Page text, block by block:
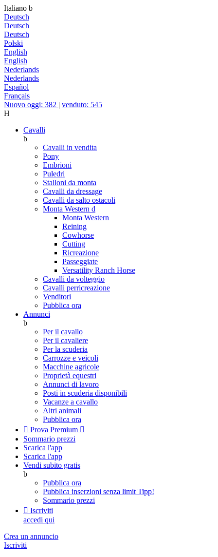
Italiano b
Deutsch
Deutsch
Deutsch
Polski
English
English
Nederlands
Nederlands
Español
Français
Nuovo oggi: 382 | venduto: 545
H
Cavalli
b
Cavalli in vendita
Pony
Embrioni
Puledri
Stalloni da monta
Cavalli da dressage
Cavalli da salto ostacoli
Monta Western d
Monta Western
Reining
Cowhorse
Cutting
Ricreazione
Passeggiate
Versatility Ranch Horse
Cavalli da volteggio
Cavalli perricreazione
Venditori
Pubblica ora
Annunci
b
Per il cavallo
Per il cavaliere
Per la scuderia
Carrozze e veicoli
Macchine agricole
Proprietà equestri
Annunci di lavoro
Posti in scuderia disponibili
Vacanze a cavallo
Altri animali
Pubblica ora
 Prova Premium 
Sommario prezzi
Scarica l'app
Scarica l'app
Vendi subito gratis
b
Pubblica ora
Pubblica inserzioni senza limit Tipp!
Sommario prezzi
 Iscriviti
accedi qui
Crea un annuncio
Iscriviti